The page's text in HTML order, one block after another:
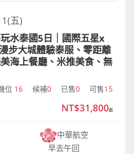
五)
水泰國5日｜國際五星x
步大城體驗泰服、零距離
海上餐廳、米推美食、無
位 16 候補0 已售0 可售15
中華航空
早去午回
NT$31,800起